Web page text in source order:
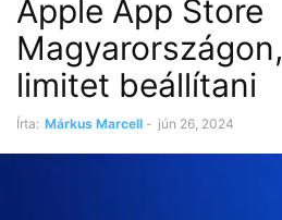
Apple App Store
limitet beállítani
Írta: Márkus Marcell - jún 26, 2024